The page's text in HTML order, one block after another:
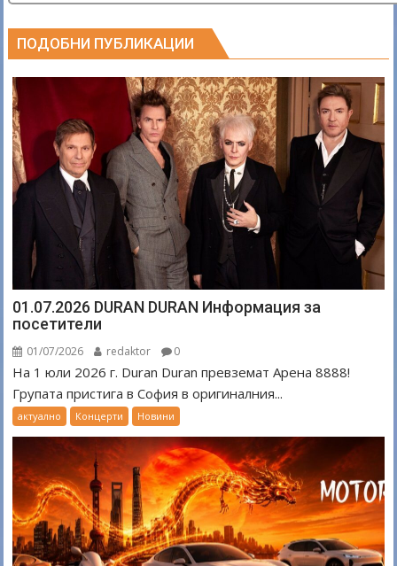
ПОДОБНИ ПУБЛИКАЦИИ
01.07.2026 DURAN DURAN Информация за
посетители
01/07/2026 redaktor 0
На 1 юли 2026 г. Duran Duran превземат Арена 8888!
Групата пристига в София в оригиналния...
актуално Концерти Новини